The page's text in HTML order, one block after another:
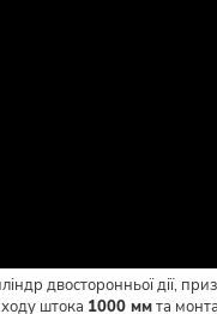
двосторонньої дії,
штока 1000 ммта